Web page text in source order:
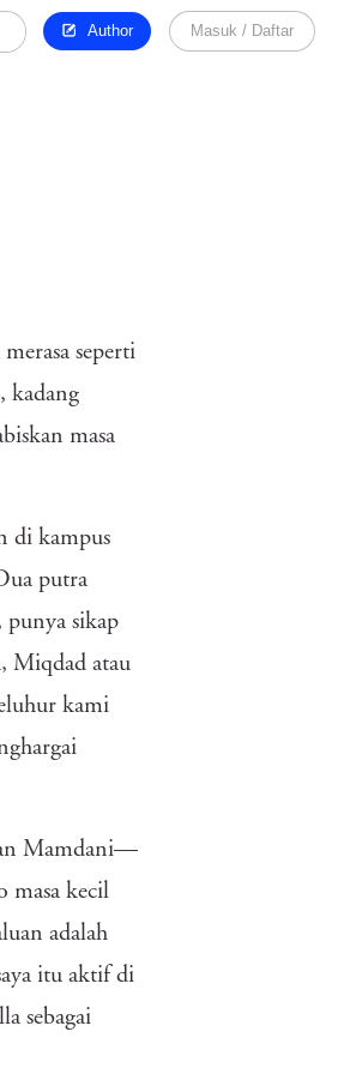
Author Masuk / Daftar
seperti
kadang
masa
di kampus
putra
punya sikap
Miqdad atau
kami
Mamdani—
masa kecil
adalah
itu aktif di
sebagai